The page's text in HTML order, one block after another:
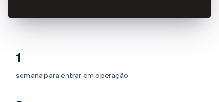
1
semana para entrar em operação